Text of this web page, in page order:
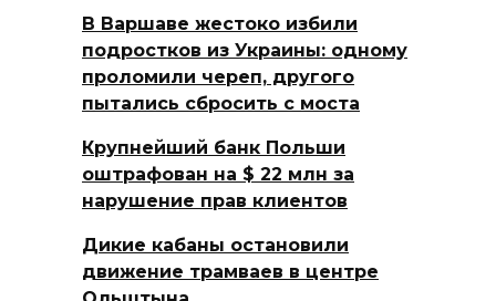
В Варшаве жестоко избили
подростков из Украины: одному
проломили череп, другого
пытались сбросить с моста
Крупнейший банк Польши
оштрафован на $ 22 млн за
нарушение прав клиентов
Дикие кабаны остановили
движение трамваев в центре